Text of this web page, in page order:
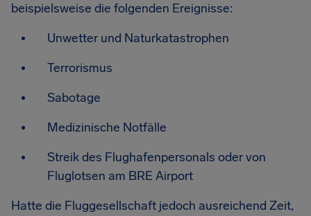
beispielsweise die folgenden Ereignisse:
Unwetter und Naturkatastrophen
Terrorismus
Sabotage
Medizinische Notfälle
Streik des Flughafenpersonals oder von
Fluglotsen am BRE Airport
Hatte die Fluggesellschaft jedoch ausreichend Zeit,